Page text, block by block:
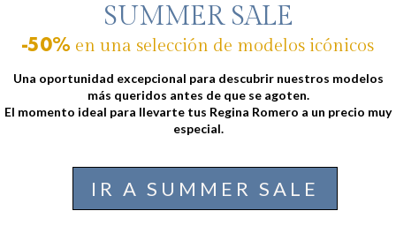
SUMMER SALE
-50% en una selección de modelos icónicos
Una oportunidad excepcional para descubrir nuestros modelos
más queridos antes de que se agoten.
El momento ideal para llevarte tus Regina Romero a un precio muy
especial.
IR A SUMMER SALE